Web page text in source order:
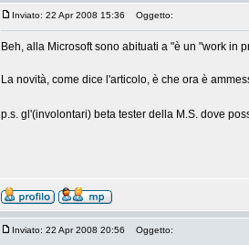
Inviato: 22 Apr 2008 15:36 Oggetto:
Beh, alla Microsoft sono abituati a "è un "work in
La novità, come dice l'articolo, è che ora è
p.s. gl'(involontari) beta tester della M.S. dove
Inviato: 22 Apr 2008 20:56 Oggetto: